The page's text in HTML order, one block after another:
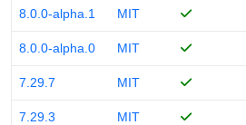
8.0.0-alpha.1 MIT
8.0.0-alpha.0 MIT
7.29.7 MIT
7.29.3 MIT